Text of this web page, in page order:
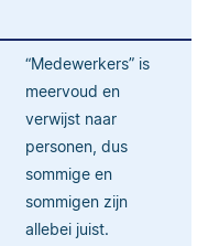
“Medewerkers” is
meervoud en
verwijst naar
personen, dus
sommige en
sommigen zijn
allebei juist.